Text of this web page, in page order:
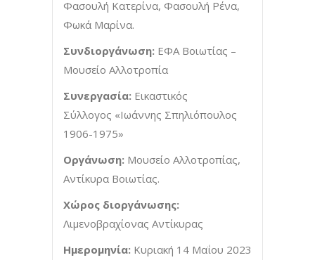
Φασουλή Κατερίνα, Φασουλή Ρένα,
Φωκά Μαρίνα.
Συνδιοργάνωση: ΕΦΑ Βοιωτίας –
Μουσείο Αλλοτροπία
Συνεργασία: Εικαστικός
Σύλλογος «Ιωάννης Σπηλιόπουλος
1906-1975»
Οργάνωση: Μουσείο Αλλοτροπίας,
Αντίκυρα Βοιωτίας.
Χώρος διοργάνωσης:
Λιμενοβραχίονας Αντίκυρας
Ημερομηνία: Κυριακή 14 Μαΐου 2023